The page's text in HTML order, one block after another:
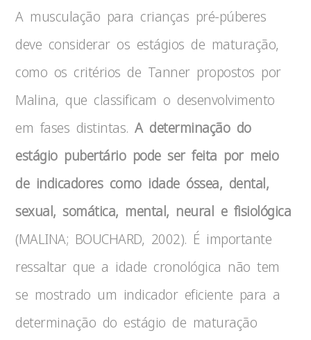
A musculação para crianças pré-púberes
deve considerar os estágios de maturação,
como os critérios de Tanner propostos por
Malina, que classificam o desenvolvimento
em fases distintas.A determinação do
estágio pubertário pode ser feita por meio
de indicadores como idade óssea, dental,
sexual, somática, mental, neural e fisiológica
(MALINA; BOUCHARD, 2002). É importante
ressaltar que a idade cronológica não tem
se mostrado um indicador eficiente para a
determinação do estágio de maturação